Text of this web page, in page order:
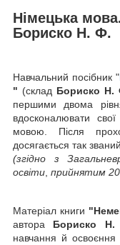
Німецька
Бориско Н. Ф.
Навчальний посібник "
" (складБориско Н.
першими двома
вдосконалювати
мовою. Після
досягається так
(згідно з
освіти, прийнятим
Матеріал книги
автора Бориско
навчання й освоєння